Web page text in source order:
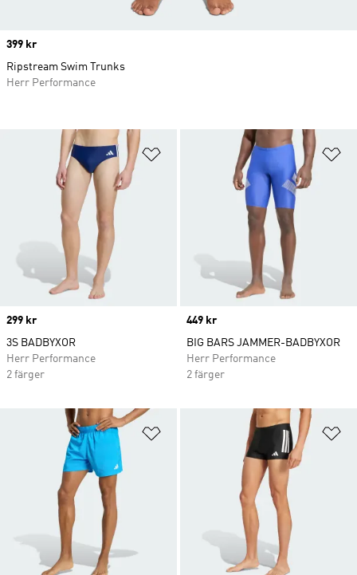
Lägg till på önskelistan
Price
299 kr
3S BADBYXOR
Herr Performance
2 färger
Price
449 kr
BIG BARS JAMMER-BADBYXOR
Herr Performance
2 färger
Lägg till på önskelistan
Price
399 kr
Ripstream Swim Trunks
Herr Performance